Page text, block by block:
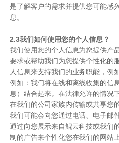
是了解客户的需求并提供您可能感
息。
2.3我们如何使用您的个人信息？
我们使用您的个人信息为您提供产
要求或帮助我们为您提供个性化的
人信息来支持我们的业务职能，例
例如：我们将在线和离线收集的信
息）结合起来。在法律允许的情况
在我们的公司家族内传输或共享您
我们可能会向您通过电话、电子邮
通过向您展示来自鲲云科技或我们
制的广告来个性化您在我们的网站